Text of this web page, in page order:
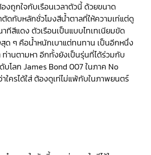
งถูกใจกับเรือนเวลาตัวนี้ ด้วยขนาด
ดกับหลักชั่วโมงสีน้ำตาลที่ให้ความเท่แต่ดู
ทีสีแดง ตัวเรือนเป็นแบบไทเทเนียมขัด
ด ๆ คือน้ำหนักเบาแต่ทนทาน เป็นอีกหนึ่ง
ท่านตามหา อีกทั้งยังเป็นรุ่นที่ได้ร่วมกับ
โลก James Bond 007 ในภาค No
ใครได้ใส่ ต้องดูเท่ไม่แพ้กับในภาพยนตร์